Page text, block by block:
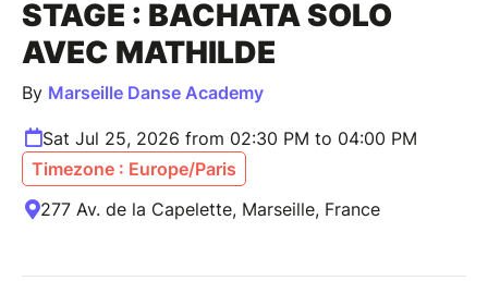
STAGE : BACHATA SOLO
AVEC MATHILDE
By Marseille Danse Academy
Sat Jul 25, 2026 from 02:30 PM to 04:00 PM
Timezone : Europe/Paris
277 Av. de la Capelette, Marseille, France